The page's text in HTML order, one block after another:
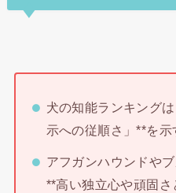
犬の知能ランキング
示への従順さ」**を示
アフガンハウンドや
**高い独立心や頑固